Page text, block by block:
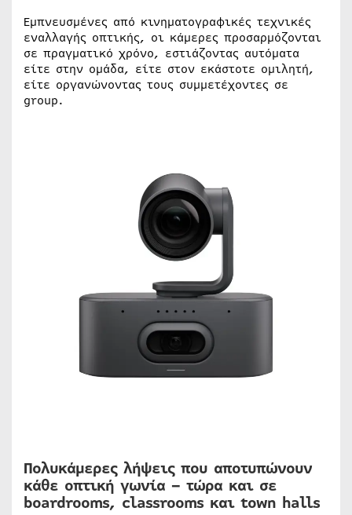
Εμπνευσμένες από κινηματογραφικές τεχνικές
εναλλαγής οπτικής, οι κάμερες προσαρμόζονται
σε πραγματικό χρόνο, εστιάζοντας αυτόματα
είτε στην ομάδα, είτε στον εκάστοτε ομιλητή,
είτε οργανώνοντας τους συμμετέχοντες σε
group.
Πολυκάμερες λήψεις που αποτυπώνουν
κάθε οπτική γωνία – τώρα και σε
boardrooms, classrooms και town halls